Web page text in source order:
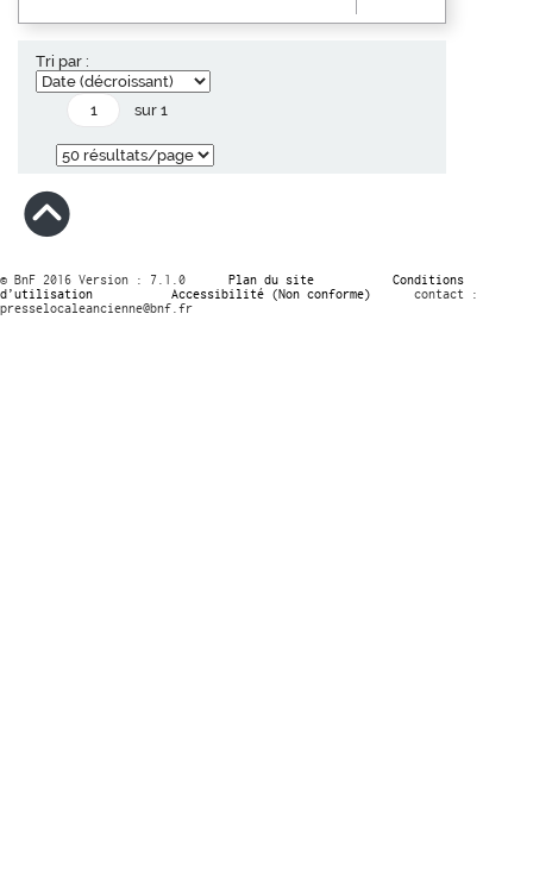
Tri par :
sur 1
© BnF 2016 Version : 7.1.0 Plan du site
Conditions
d’utilisation
Accessibilité (Non conforme)
contact :
presselocaleancienne@bnf.fr